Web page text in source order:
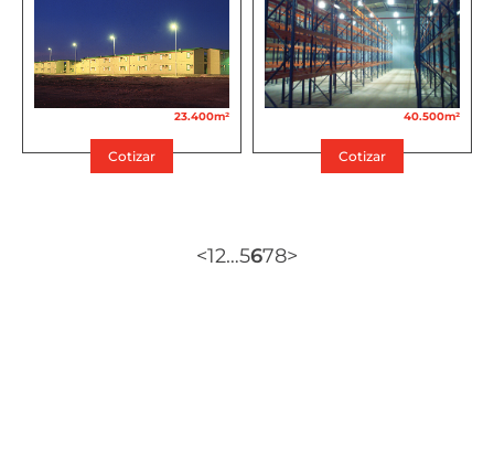
23.400m²
Cotizar
40.500m²
Cotizar
<12…5678>